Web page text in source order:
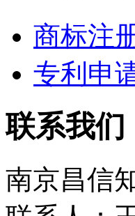
商标注
专利申
联系我们
南京昌信